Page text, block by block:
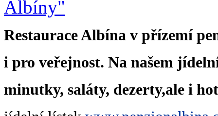
Restaurace Albína v přízemí
i pro veřejnost. Na našem
minutky, saláty, dezerty,ale i